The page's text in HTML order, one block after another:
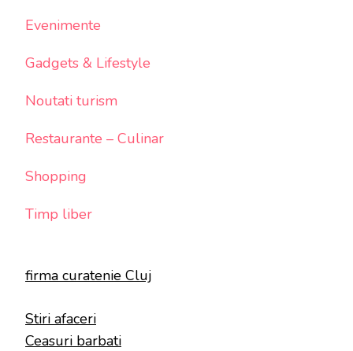
Evenimente
Gadgets & Lifestyle
Noutati turism
Restaurante – Culinar
Shopping
Timp liber
firma curatenie Cluj
Stiri afaceri
Ceasuri barbati